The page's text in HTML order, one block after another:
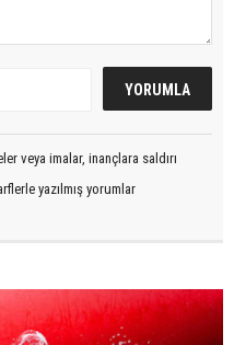
veya imalar, inançlara saldırı
yazılmış yorumlar